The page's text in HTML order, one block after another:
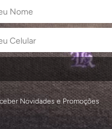
Novidades e Promoções